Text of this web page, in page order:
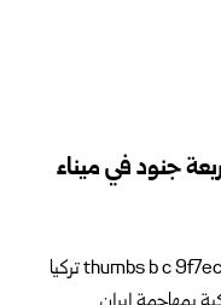
جنود في ميناء